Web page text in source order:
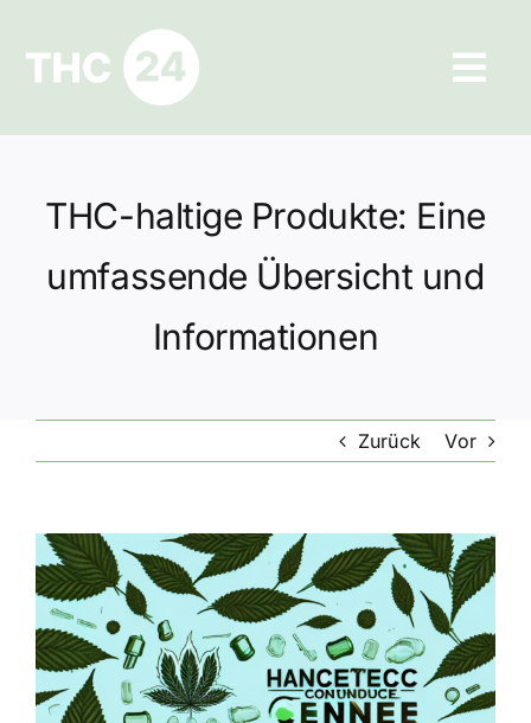
springen
Ratgeber
Hilfe und Kontakt
Datenschutz
THC-haltige Produkte: Eine
umfassende Übersicht und
Informationen
Zurück Vor
Zeige
grösseres
Bild